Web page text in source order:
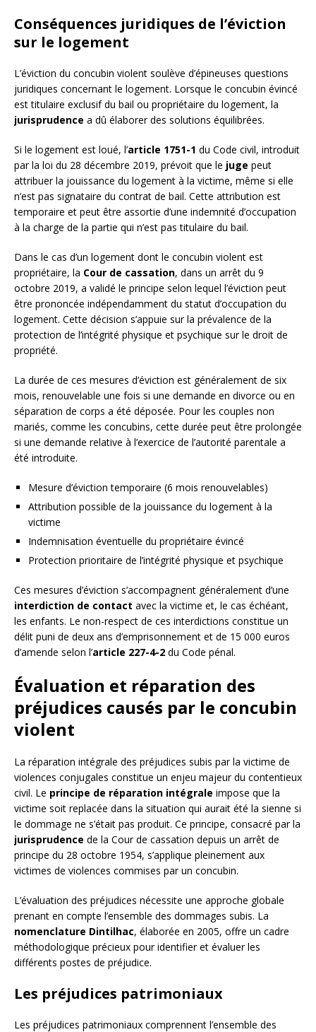
Conséquences juridiques de l’éviction
sur le logement
L’éviction du concubin violent soulève d’épineuses questions
juridiques concernant le logement. Lorsque le concubin évincé
est titulaire exclusif du bail ou propriétaire du logement, la
jurisprudence a dû élaborer des solutions équilibrées.
Si le logement est loué, l’article 1751-1 du Code civil, introduit
par la loi du 28 décembre 2019, prévoit que le juge peut
attribuer la jouissance du logement à la victime, même si elle
n’est pas signataire du contrat de bail. Cette attribution est
temporaire et peut être assortie d’une indemnité d’occupation
à la charge de la partie qui n’est pas titulaire du bail.
Dans le cas d’un logement dont le concubin violent est
propriétaire, la Cour de cassation, dans un arrêt du 9
octobre 2019, a validé le principe selon lequel l’éviction peut
être prononcée indépendamment du statut d’occupation du
logement. Cette décision s’appuie sur la prévalence de la
protection de l’intégrité physique et psychique sur le droit de
propriété.
La durée de ces mesures d’éviction est généralement de six
mois, renouvelable une fois si une demande en divorce ou en
séparation de corps a été déposée. Pour les couples non
mariés, comme les concubins, cette durée peut être prolongée
si une demande relative à l’exercice de l’autorité parentale a
été introduite.
Mesure d’éviction temporaire (6 mois renouvelables)
Attribution possible de la jouissance du logement à la
victime
Indemnisation éventuelle du propriétaire évincé
Protection prioritaire de l’intégrité physique et psychique
Ces mesures d’éviction s’accompagnent généralement d’une
interdiction de contact avec la victime et, le cas échéant,
les enfants. Le non-respect de ces interdictions constitue un
délit puni de deux ans d’emprisonnement et de 15 000 euros
d’amende selon l’article 227-4-2 du Code pénal.
Évaluation et réparation des
préjudices causés par le concubin
violent
La réparation intégrale des préjudices subis par la victime de
violences conjugales constitue un enjeu majeur du contentieux
civil. Le principe de réparation intégrale impose que la
victime soit replacée dans la situation qui aurait été la sienne si
le dommage ne s’était pas produit. Ce principe, consacré par la
jurisprudence de la Cour de cassation depuis un arrêt de
principe du 28 octobre 1954, s’applique pleinement aux
victimes de violences commises par un concubin.
L’évaluation des préjudices nécessite une approche globale
prenant en compte l’ensemble des dommages subis. La
nomenclature Dintilhac, élaborée en 2005, offre un cadre
méthodologique précieux pour identifier et évaluer les
différents postes de préjudice.
Les préjudices patrimoniaux
Les préjudices patrimoniaux comprennent l’ensemble des